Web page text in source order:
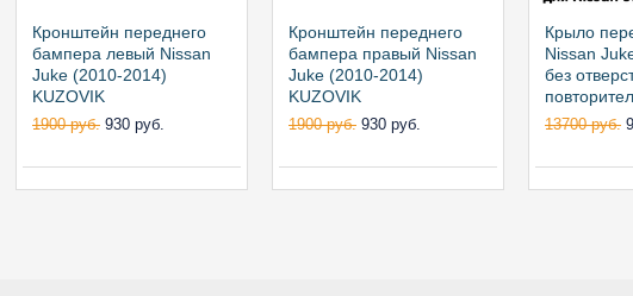
Кронштейн переднего
бампера левый Nissan
Juke (2010-2014)
KUZOVIK
1900 руб. 930 руб.
Кронштейн переднего
бампера правый Nissan
Juke (2010-2014)
KUZOVIK
1900 руб. 930 руб.
Крыло
Nissan
без
13700 руб.